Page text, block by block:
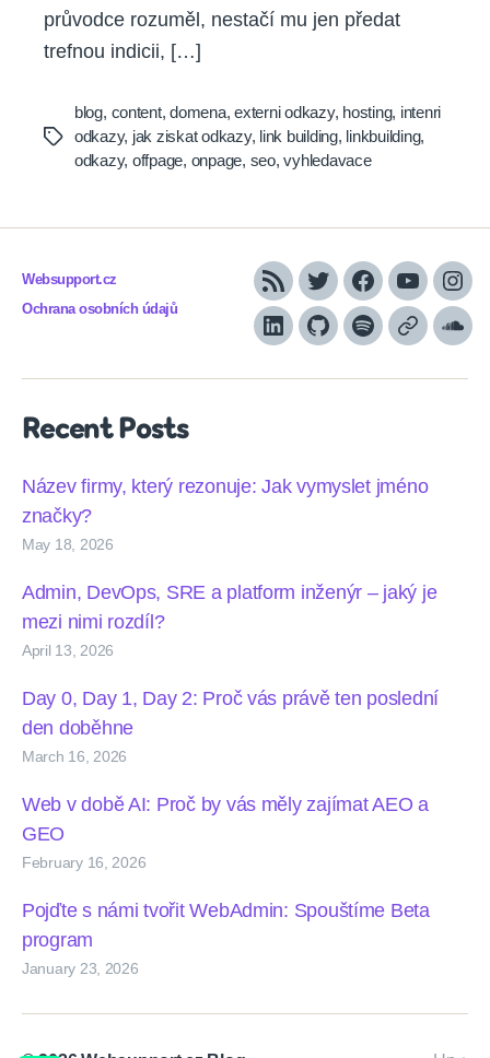
průvodce rozuměl, nestačí mu jen předat
trefnou indicii, […]
Tags
blog, content,domena,externi odkazy, hosting, intenri
odkazy, jak ziskat odkazy, link building, linkbuilding,
odkazy, offpage, onpage, seo,vyhledavace
Websupport.cz
Ochrana osobních údajů
RSS TwitterFacebook
YouTube
LinkedInGithubSpotifyApple
Recent Posts
Název firmy, který rezonuje: Jak vymyslet jméno
značky?
May 18, 2026
Admin, DevOps, SRE a platform inženýr – jaký je
mezi nimi rozdíl?
April 13, 2026
Day 0, Day 1, Day 2: Proč vás právě ten poslední
den doběhne
March 16, 2026
Web v době AI: Proč by vás měly zajímat AEO a
GEO
February 16, 2026
Pojďte s námi tvořit WebAdmin: Spouštíme Beta
program
January 23, 2026